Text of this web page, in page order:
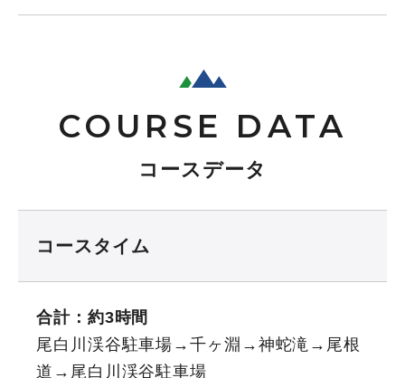
COURSE DATA
コースデータ
コースタイム
合計：約3時間
尾白川渓谷駐車場→千ヶ淵→神蛇滝→尾根
道→尾白川渓谷駐車場